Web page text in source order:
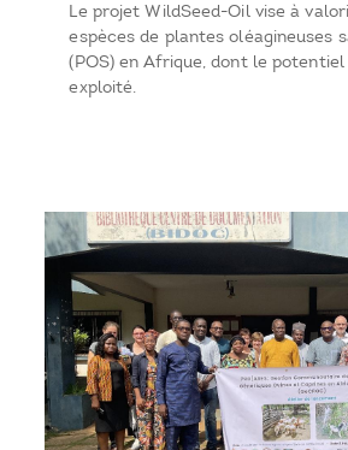
Le projet WildSeed-Oil vise à
espèces de plantes oléagineuses
(POS) en Afrique, dont le
exploité.